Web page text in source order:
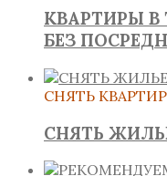
КВАРТИРЫ
БЕЗ
СНЯТЬ
СНЯТЬ